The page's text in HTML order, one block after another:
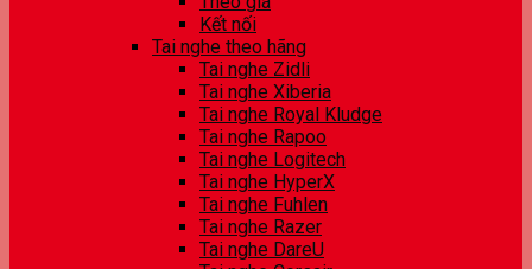
Kết nối
Tai nghe theo hãng
Tai nghe Zidli
Tai nghe Xiberia
Tai nghe Royal Kludge
Tai nghe Rapoo
Tai nghe Logitech
Tai nghe HyperX
Tai nghe Fuhlen
Tai nghe Razer
Tai nghe DareU